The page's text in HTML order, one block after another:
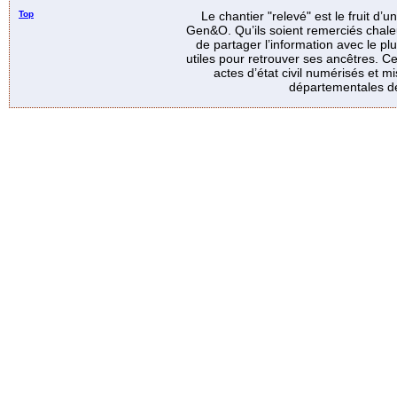
Top
Le chantier "relevé" est le fruit
Gen&O. Qu’ils soient remerciés
de partager l’information avec le
utiles pour retrouver ses ancêtres.
actes d’état civil numérisés et
départementales